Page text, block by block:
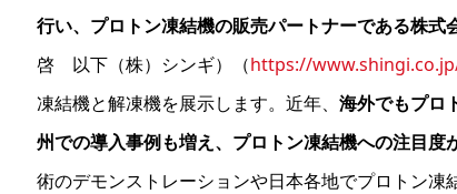
行い、プロトン凍結機の販売パートナーである株式
啓 以下（株）シンギ）（https://
凍結機と解凍機を展示します。近年、 海外でもプロ
州での導入事例も増え、プロトン凍結機への注目度
術のデモンストレーションや日本各地でプロトン